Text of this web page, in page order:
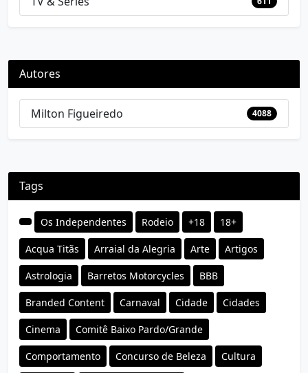
Autores
Milton Figueiredo 4088
Tags
Os Independentes Rodeio +18 18+
Acqua Titãs Arraial da Alegria Arte Artigos
Astrologia Barretos Motorcycles BBB
Branded Content Carnaval Cidade Cidades
Cinema Comitê Baixo Pardo/Grande
Comportamento Concurso de Beleza Cultura